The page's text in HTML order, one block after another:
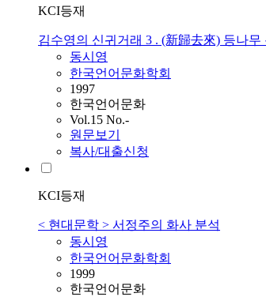
KCI등재
김수영의 신귀거래 3 . (新歸去來) 등나무
동시영
한국언어문화학회
1997
한국언어문화
Vol.15 No.-
원문보기
복사/대출신청
KCI등재
< 현대문학 > 서정주의 화사 분석
동시영
한국언어문화학회
1999
한국언어문화